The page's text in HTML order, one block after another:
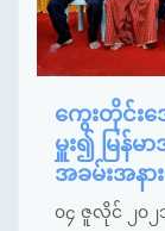
ကွေးတိုင်း
မှူး၍ မြန်မ
အခမ်းအနာ
၀၄ ဇူလိုင် ၂၀၂